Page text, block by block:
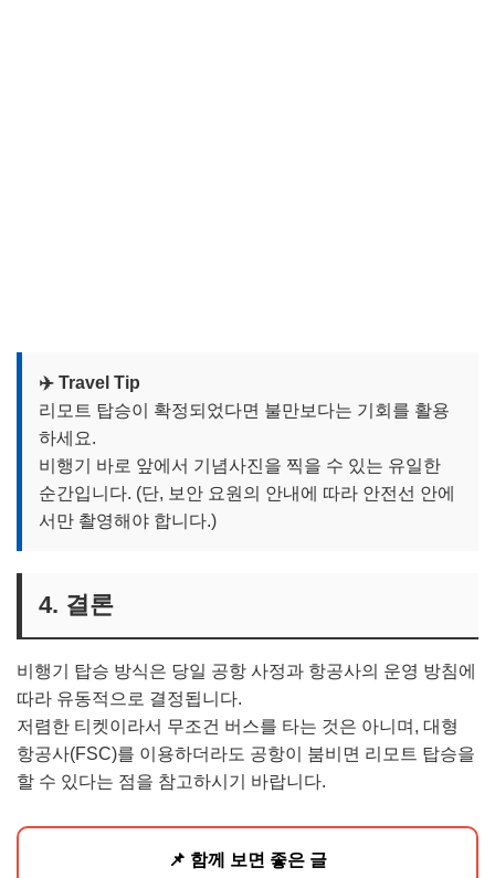
✈️ Travel Tip
리모트 탑승이 확정되었다면 불만보다는 기회를 활용
하세요.
비행기 바로 앞에서 기념사진을 찍을 수 있는 유일한
순간입니다. (단, 보안 요원의 안내에 따라 안전선 안에
서만 촬영해야 합니다.)
4. 결론
비행기 탑승 방식은 당일 공항 사정과 항공사의 운영 방침에
따라 유동적으로 결정됩니다.
저렴한 티켓이라서 무조건 버스를 타는 것은 아니며, 대형
항공사(FSC)를 이용하더라도 공항이 붐비면 리모트 탑승을
할 수 있다는 점을 참고하시기 바랍니다.
📌 함께 보면 좋은 글